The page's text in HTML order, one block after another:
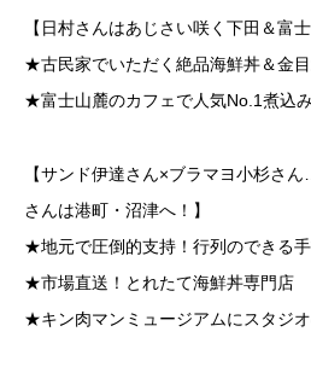
【日村さんはあじさい咲く下田＆富
★古民家でいただく絶品海鮮丼＆金
★富士山麓のカフェで人気No.1煮込
【サンド伊達さん×ブラマヨ小杉さ
さんは港町・沼津へ！】
★地元で圧倒的支持！行列のできる
★市場直送！とれたて海鮮丼専門店
★キン肉マンミュージアムにスタジ